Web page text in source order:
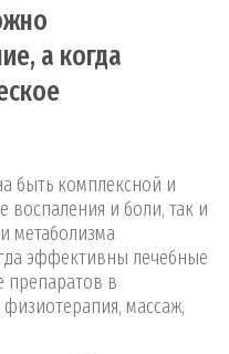
а когда
быть комплексной и
воспаления и боли, так и
метаболизма
эффективны лечебные
препаратов в
массаж,